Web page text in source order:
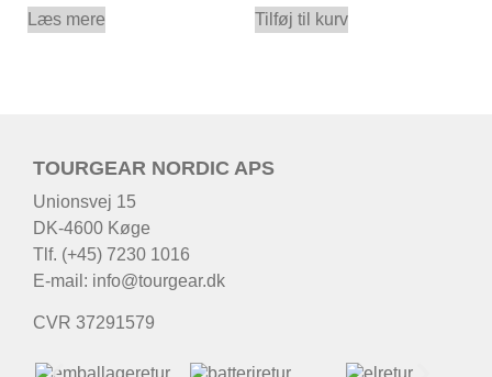
Læs mere Tilføj til kurv
TOURGEAR NORDIC APS
Unionsvej 15
DK-4600 Køge
Tlf. (+45) 7230 1016
E-mail: info@tourgear.dk
CVR 37291579